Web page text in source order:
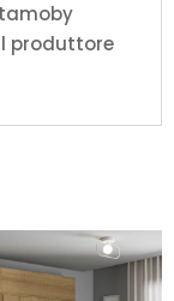
produttore